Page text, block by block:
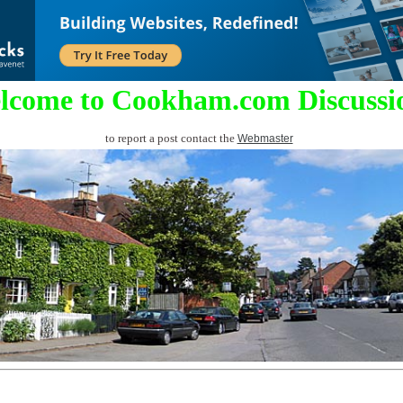
to Cookham.com
to report a post contact the Webmaster